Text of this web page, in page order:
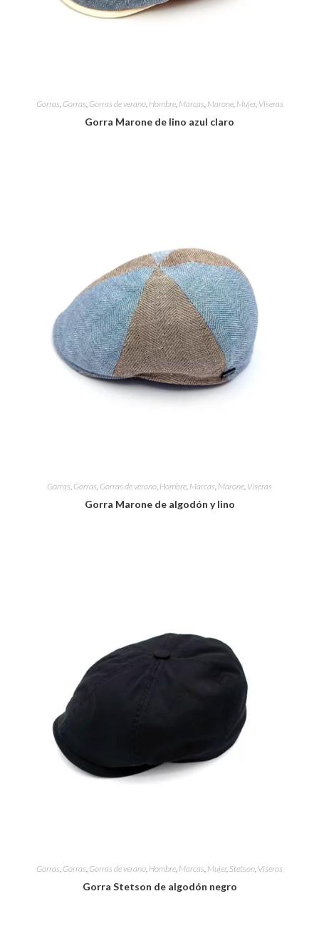
Gorras Gorras Gorras de verano, Hombre, Marcas Marone, Mujer, Viseras
Gorra Marone de lino azul claro
Gorras, Gorras, Gorras de verano, Hombre, Marcas, Marone, Viseras
Gorra Marone de algodón y lino
Gorras, Gorras, Gorras de verano, Hombre, Marcas, Mujer, Stetson, Viseras
Gorra Stetson de algodón negro